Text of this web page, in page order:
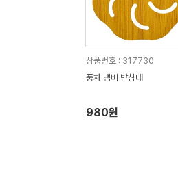
상품번호 : 317730
풍차 냄비 받침대
980원